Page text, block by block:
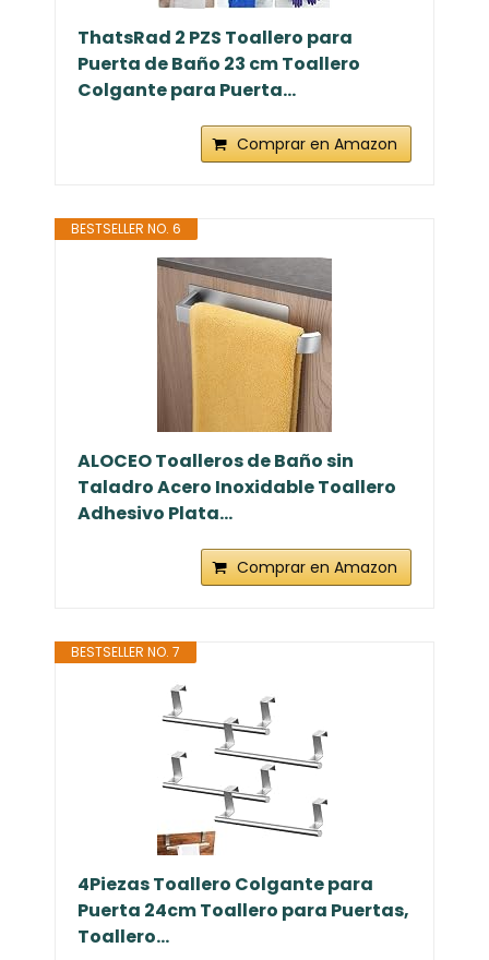
ThatsRad 2 PZS Toallero para
Puerta de Baño 23 cm Toallero
Colgante para Puerta...
Comprar en Amazon
BESTSELLER NO. 6
ALOCEO Toalleros de Baño sin
Taladro Acero Inoxidable Toallero
Adhesivo Plata...
Comprar en Amazon
BESTSELLER NO. 7
4Piezas Toallero Colgante para
Puerta 24cm Toallero para Puertas,
Toallero...